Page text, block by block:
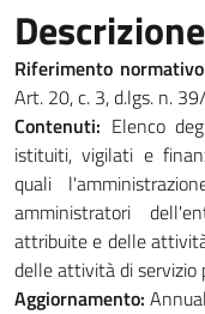
Descrizione
Riferimento
Art. 20, c. 3, d.lgs. n.
Contenuti: Elenco
istituiti, vigilati e
quali
amministratori
attribuite e delle
delle attività di servizio
Aggiornamento: